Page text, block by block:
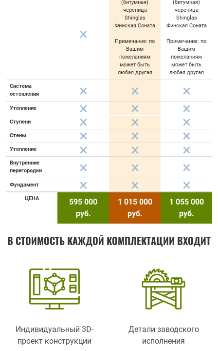
(битумная)
черепица
Shinglas
Финская Соната
Примечание: по
Вашим
пожеланиям
может быть
любая другая
(битумная)
черепица
Shinglas
Финская Соната
Примечание: по
Вашим
пожеланиям
может быть
любая другая
Система
остекления
Утепление
Ступени
Стены
Утепление
Внутренние
перегородки
Фундамент
ЦЕНА
595 000
руб.
1 015 000
руб.
1 055 000
руб.
В СТОИМОСТЬ КАЖДОЙ КОМПЛЕКТАЦИИ ВХОДИТ
Индивидуальный 3D-
проект конструкции
Детали заводского
исполнения